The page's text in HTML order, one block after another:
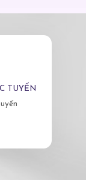
TUYẾN